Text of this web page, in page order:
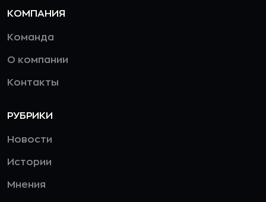
КОМПАНИЯ
Команда
О компании
Контакты
РУБРИКИ
Новости
Истории
Мнения